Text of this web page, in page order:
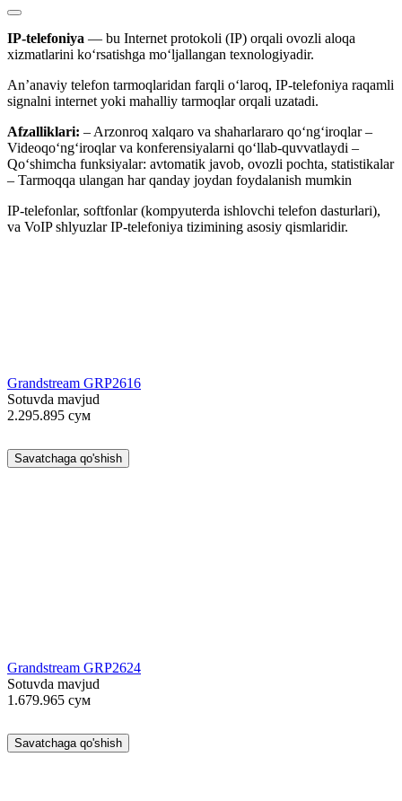
IP-telefoniya — bu Internet protokoli (IP) orqali ovozli aloqa
xizmatlarini ko‘rsatishga mo‘ljallangan texnologiyadir.
An’anaviy telefon tarmoqlaridan farqli o‘laroq, IP-telefoniya raqamli
signalni internet yoki mahalliy tarmoqlar orqali uzatadi.
Afzalliklari: – Arzonroq xalqaro va shaharlararo qo‘ng‘iroqlar –
Videoqo‘ng‘iroqlar va konferensiyalarni qo‘llab-quvvatlaydi –
Qo‘shimcha funksiyalar: avtomatik javob, ovozli pochta, statistikalar
– Tarmoqqa ulangan har qanday joydan foydalanish mumkin
IP-telefonlar, softfonlar (kompyuterda ishlovchi telefon dasturlari),
va VoIP shlyuzlar IP-telefoniya tizimining asosiy qismlaridir.
Grandstream GRP2616
Sotuvda mavjud
2.295.895 сум
Savatchaga qo'shish
Grandstream GRP2624
Sotuvda mavjud
1.679.965 сум
Savatchaga qo'shish